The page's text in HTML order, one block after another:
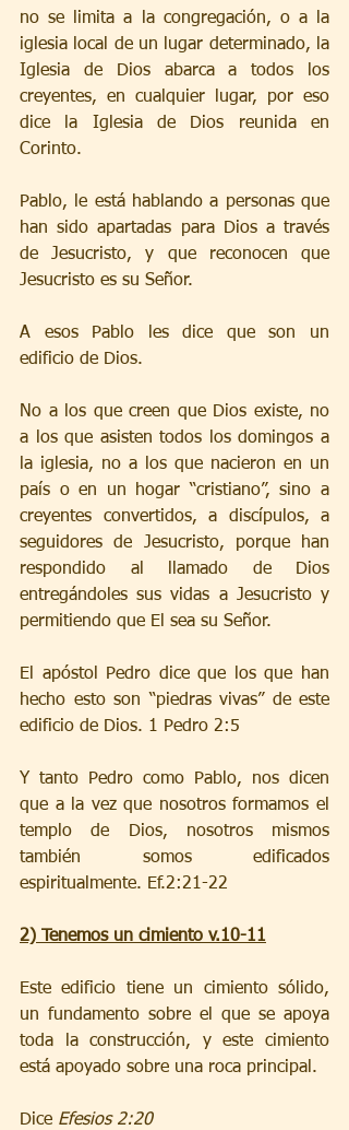
no se limita a la congregación, o a la
iglesia local de un lugar determinado, la
Iglesia de Dios abarca a todos los
creyentes, en cualquier lugar, por eso
dice la Iglesia de Dios reunida en
Corinto.
Pablo, le está hablando a personas que
han sido apartadas para Dios a través
de Jesucristo, y que reconocen que
Jesucristo es su Señor.
A esos Pablo les dice que son un
edificio de Dios.
No a los que creen que Dios existe, no
a los que asisten todos los domingos a
la iglesia, no a los que nacieron en un
país o en un hogar “cristiano”, sino a
creyentes convertidos, a discípulos, a
seguidores de Jesucristo, porque han
respondido al llamado de Dios
entregándoles sus vidas a Jesucristo y
permitiendo que El sea su Señor.
El apóstol Pedro dice que los que han
hecho esto son “piedras vivas” de este
edificio de Dios. 1 Pedro 2:5
Y tanto Pedro como Pablo, nos dicen
que a la vez que nosotros formamos el
templo de Dios, nosotros mismos
también somos edificados
espiritualmente. Ef.2:21-22
2) Tenemos un cimiento v.10-11
Este edificio tiene un cimiento sólido,
un fundamento sobre el que se apoya
toda la construcción, y este cimiento
está apoyado sobre una roca principal.
Dice Efesios 2:20